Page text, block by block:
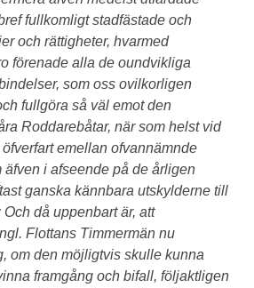
fullkomligt stadfästade och
och rättigheter, hvarmed
förenade alla de oundvikliga
som oss ovilkorligen
fullgöra så väl emot den
Roddarebåtar, när som helst vid
emellan ofvannämnde
äfven i afseende på de årligen
ganska kännbara utskylderne till
då uppenbart är, att
Flottans Timmermän nu
om den möjligtvis skulle kunna
framgång och bifall, följaktligen